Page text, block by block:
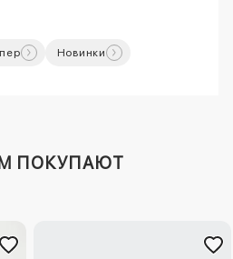
Новинки
ПОКУПАЮТ